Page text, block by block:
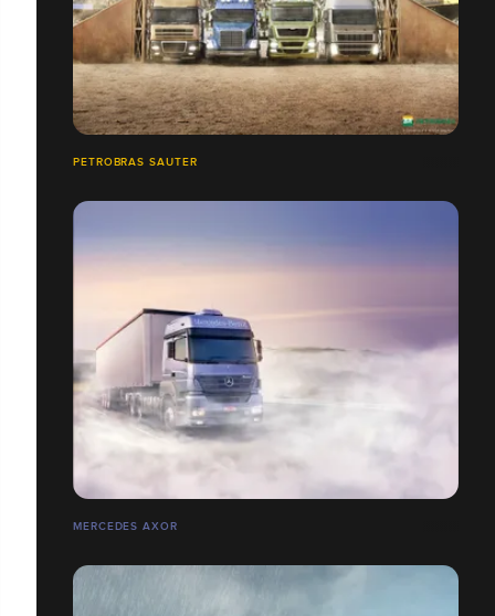
PETROBRAS SAUTER
MERCEDES AXOR